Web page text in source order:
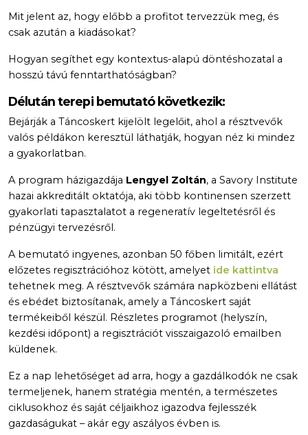
Mit jelent az, hogy előbb a profitot tervezzük meg, és
csak azután a kiadásokat?
Hogyan segíthet egy kontextus-alapú döntéshozatal a
hosszú távú fenntarthatóságban?
Délután terepi bemutató következik:
Bejárják a Táncoskert kijelölt legelőit, ahol a résztvevők
valós példákon keresztül láthatják, hogyan néz ki mindez
a gyakorlatban.
A program házigazdája Lengyel Zoltán, a Savory Institute
hazai akkreditált oktatója, aki több kontinensen szerzett
gyakorlati tapasztalatot a regeneratív legeltetésről és
pénzügyi tervezésről.
A bemutató ingyenes, azonban 50 főben limitált, ezért
előzetes regisztrációhoz kötött, amelyet ide kattintva
tehetnek meg. A résztvevők számára napközbeni ellátást
és ebédet biztosítanak, amely a Táncoskert saját
termékeiből készül. Részletes programot (helyszín,
kezdési időpont) a regisztrációt visszaigazoló emailben
küldenek.
Ez a nap lehetőséget ad arra, hogy a gazdálkodók ne csak
termeljenek, hanem stratégia mentén, a természetes
ciklusokhoz és saját céljaikhoz igazodva fejlesszék
gazdaságukat – akár egy aszályos évben is.